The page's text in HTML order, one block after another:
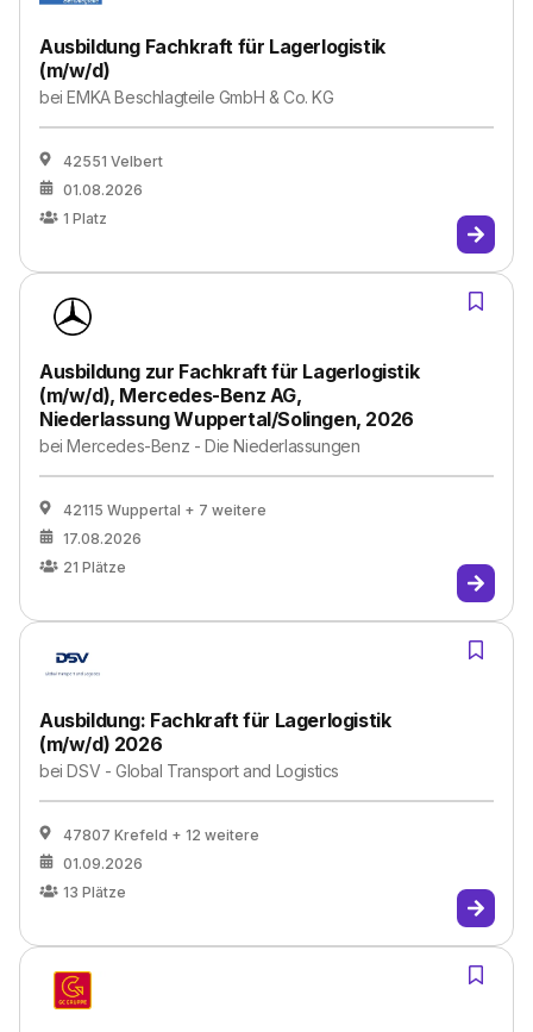
Ausbildung Fachkraft für Lagerlogistik
(m/w/d)
beiEMKA Beschlagteile GmbH & Co. KG
42551 Velbert
01.08.2026
1 Platz
Ausbildung zur Fachkraft für Lagerlogistik
(m/w/d), Mercedes-Benz AG,
Niederlassung Wuppertal/Solingen, 2026
beiMercedes-Benz - Die Niederlassungen
42115 Wuppertal + 7 weitere
17.08.2026
21 Plätze
Ausbildung: Fachkraft für Lagerlogistik
(m/w/d) 2026
beiDSV - Global Transport and Logistics
47807 Krefeld + 12 weitere
01.09.2026
13 Plätze